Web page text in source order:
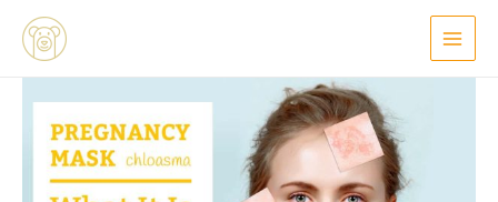
contenido
Main
Menu
de
entradas